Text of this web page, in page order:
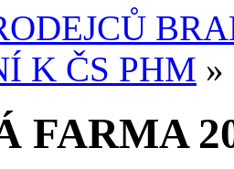
K ČS PHM »
FARMA